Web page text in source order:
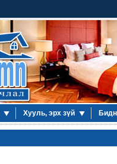
Хууль, эрх зүй